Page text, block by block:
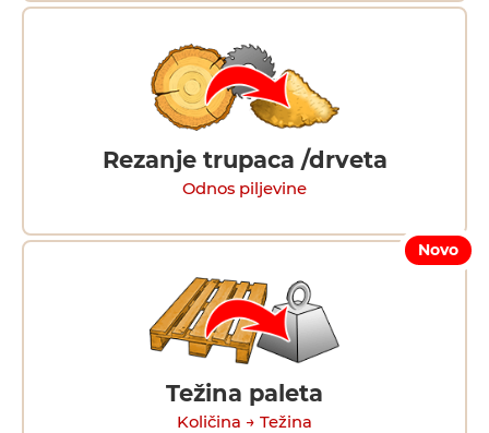
Rezanje trupaca /drveta
Odnos piljevine
Novo
Težina paleta
Količina → Težina